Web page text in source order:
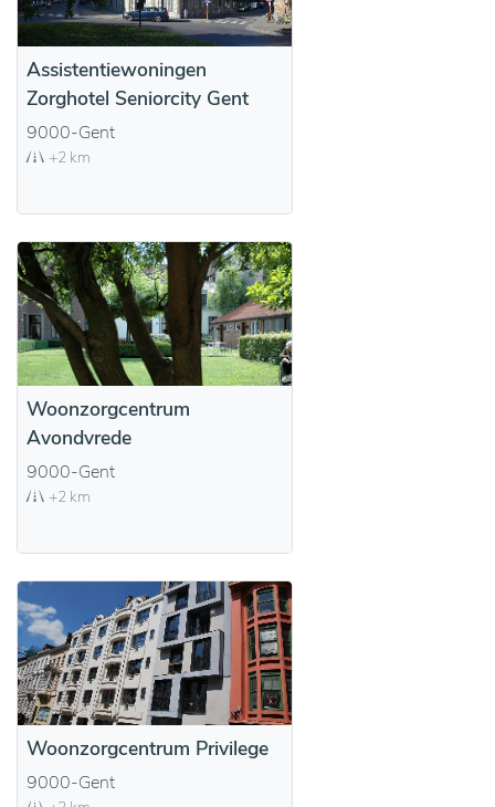
Assistentiewoningen
Zorghotel Seniorcity Gent
9000-Gent
+2 km
Woonzorgcentrum
Avondvrede
9000-Gent
+2 km
Woonzorgcentrum Privilege
9000-Gent